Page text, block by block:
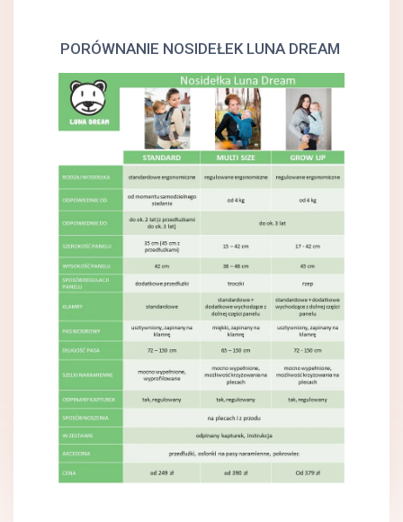
PORÓWNANIE NOSIDEŁEK LUNA DREAM